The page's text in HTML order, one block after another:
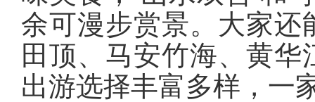
余可漫步赏景。大家
田顶、马安竹海、黄
出游选择丰富多样，一